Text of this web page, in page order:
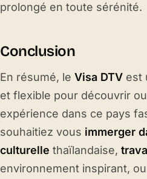
prolongé en toute sérénité.
Conclusion
En résumé, le Visa DTV est
et flexible pour découvrir
expérience dans ce pays
souhaitiez vous immerger
culturelle thaïlandaise,
environnement inspirant, ou